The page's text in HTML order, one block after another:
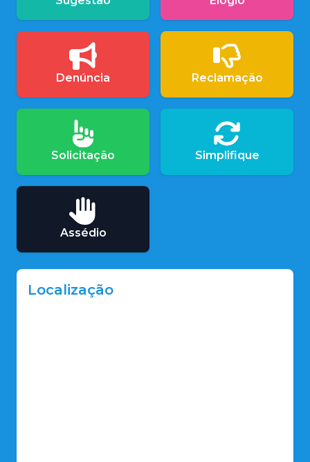
Denúncia Reclamação
Solicitação Simplifique
Assédio
Localização